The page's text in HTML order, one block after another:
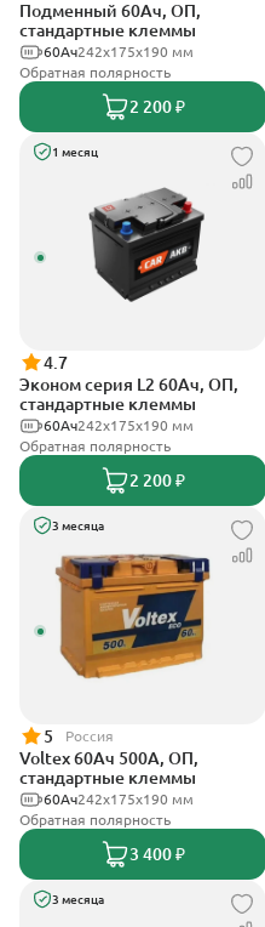
Подменный 60Ач, ОП,
стандартные клеммы
242х175х190 мм
60Ач
Обратная полярность
2 200 ₽
1 месяц
4.7
Эконом серия L2 60Ач, ОП,
стандартные клеммы
242х175х190 мм
60Ач
Обратная полярность
2 200 ₽
3 месяца
5 Россия
Voltex 60Ач 500А, ОП,
стандартные клеммы
242х175х190 мм
60Ач
Обратная полярность
3 400 ₽
3 месяца